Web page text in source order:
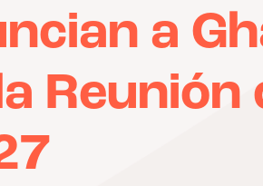
a
Reunión